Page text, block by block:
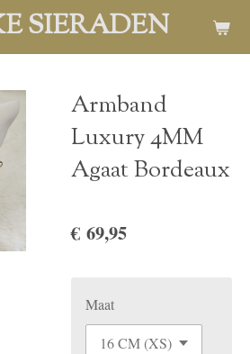
SIERADEN
Armband
Luxury 4MM
Agaat Bordeaux
€ 69,95
Maat